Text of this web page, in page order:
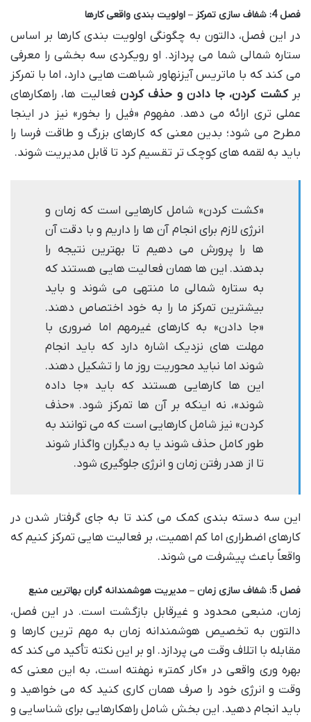
فصل 4: شفاف سازی تمرکز – اولویت بندی واقعی کارها
در این فصل، دالتون به چگونگی اولویت بندی کارها بر اساس
ستاره شمالی شما می پردازد. او رویکردی سه بخشی را معرفی
می کند که با ماتریس آیزنهاور شباهت هایی دارد، اما با تمرکز
برکشت کردن، جا دادن و حذف کردن فعالیت ها، راهکارهای
عملی تری ارائه می دهد. مفهوم «فیل را بخور» نیز در اینجا
مطرح می شود؛ بدین معنی که کارهای بزرگ و طاقت فرسا را
باید به لقمه های کوچک تر تقسیم کرد تا قابل مدیریت شوند.
«کشت کردن» شامل کارهایی است که زمان و
انرژی لازم برای انجام آن ها را داریم و با دقت آن
ها را پرورش می دهیم تا بهترین نتیجه را
بدهند. این ها همان فعالیت هایی هستند که
به ستاره شمالی ما منتهی می شوند و باید
بیشترین تمرکز ما را به خود اختصاص دهند.
«جا دادن» به کارهای غیرمهم اما ضروری با
مهلت های نزدیک اشاره دارد که باید انجام
شوند اما نباید محوریت روز ما را تشکیل دهند.
این ها کارهایی هستند که باید «جا داده
شوند»، نه اینکه بر آن ها تمرکز شود. «حذف
کردن» نیز شامل کارهایی است که می توانند به
طور کامل حذف شوند یا به دیگران واگذار شوند
تا از هدر رفتن زمان و انرژی جلوگیری شود.
این سه دسته بندی کمک می کند تا به جای گرفتار شدن در
کارهای اضطراری اما کم اهمیت، بر فعالیت هایی تمرکز کنیم که
واقعاً باعث پیشرفت می شوند.
فصل 5: شفاف سازی زمان – مدیریت هوشمندانه گران بهاترین منبع
زمان، منبعی محدود و غیرقابل بازگشت است. در این فصل،
دالتون به تخصیص هوشمندانه زمان به مهم ترین کارها و
مقابله با اتلاف وقت می پردازد. او بر این نکته تأکید می کند که
بهره وری واقعی در «کار کمتر» نهفته است، به این معنی که
وقت و انرژی خود را صرف همان کاری کنید که می خواهید و
باید انجام دهید. این بخش شامل راهکارهایی برای شناسایی و